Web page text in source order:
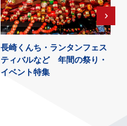
長崎くんち・ランタンフェス
ティバルなど 年間の祭り・
イベント特集